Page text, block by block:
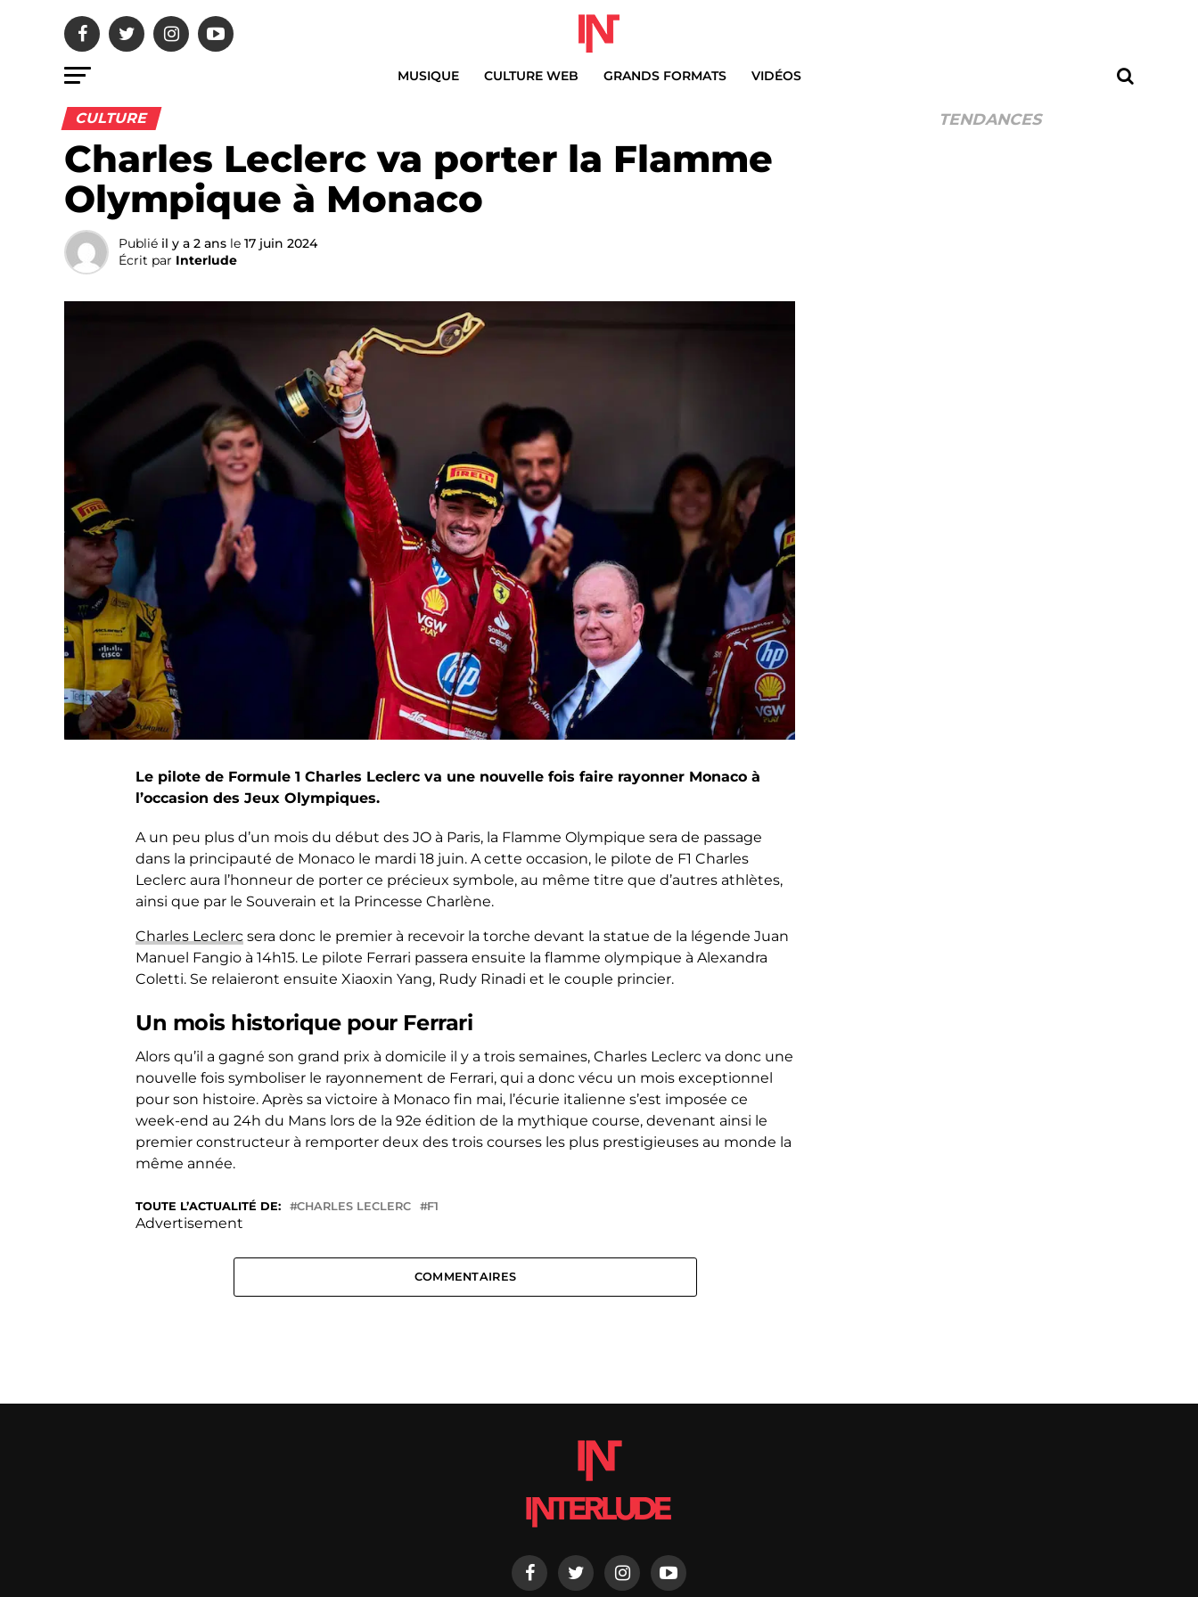
MUSIQUE CULTURE WEB GRANDS FORMATS VIDÉOS
CULTURE
Charles Leclerc va porter la Flamme
Olympique à Monaco
Publié il y a 2 ans le 17 juin 2024
Écrit par Interlude
Le pilote de Formule 1 Charles Leclerc va une nouvelle fois faire rayonner Monaco à
l’occasion des Jeux Olympiques.
A un peu plus d’un mois du début des JO à Paris, la Flamme Olympique sera de passage
dans la principauté de Monaco le mardi 18 juin. A cette occasion, le pilote de F1 Charles
Leclerc aura l’honneur de porter ce précieux symbole, au même titre que d’autres athlètes,
ainsi que par le Souverain et la Princesse Charlène.
Charles Leclerc sera donc le premier à recevoir la torche devant la statue de la légende Juan
Manuel Fangio à 14h15. Le pilote Ferrari passera ensuite la flamme olympique à Alexandra
Coletti. Se relaieront ensuite Xiaoxin Yang, Rudy Rinadi et le couple princier.
Un mois historique pour Ferrari
Alors qu’il a gagné son grand prix à domicile il y a trois semaines, Charles Leclerc va donc une
nouvelle fois symboliser le rayonnement de Ferrari, qui a donc vécu un mois exceptionnel
pour son histoire. Après sa victoire à Monaco fin mai, l’écurie italienne s’est imposée ce
week-end au 24h du Mans lors de la 92e édition de la mythique course, devenant ainsi le
premier constructeur à remporter deux des trois courses les plus prestigieuses au monde la
même année.
TOUTE L’ACTUALITÉ DE: CHARLES LECLERC F1
Advertisement
COMMENTAIRES
TENDANCES